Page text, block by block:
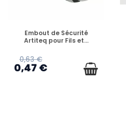
EN STOCK
Embout de Sécurité
Artiteq pour Fils et...
0,63 €
0,47 €